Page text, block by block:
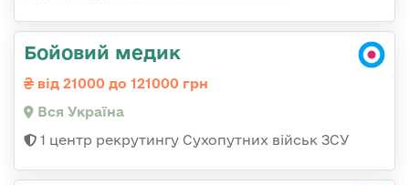
Бойовий медик
від 21000 до 121000 грн
Вся Україна
1 центр рекрутингу Сухопутних військ ЗСУ